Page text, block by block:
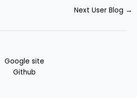
Next User Blog →
Google site
Github